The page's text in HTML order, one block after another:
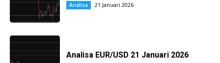
Analisa 21 Januari 2026
Analisa EUR/USD 21 Januari 2026